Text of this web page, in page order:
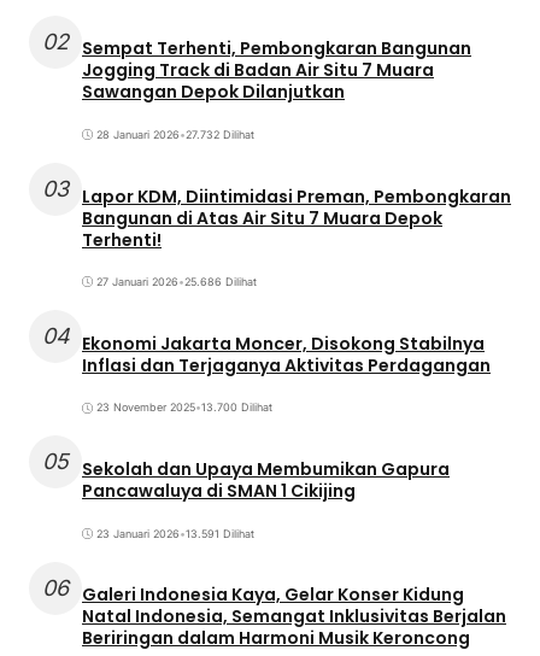
02 Sempat Terhenti, Pembongkaran Bangunan
Jogging Track di Badan Air Situ 7 Muara
Sawangan Depok Dilanjutkan
28 Januari 2026•27.732 Dilihat
03 Lapor KDM, Diintimidasi Preman, Pembongkaran
Bangunan di Atas Air Situ 7 Muara Depok
Terhenti!
27 Januari 2026•25.686 Dilihat
04 Ekonomi Jakarta Moncer, Disokong Stabilnya
Inflasi dan Terjaganya Aktivitas Perdagangan
23 November 2025•13.700 Dilihat
05 Sekolah dan Upaya Membumikan Gapura
Pancawaluya di SMAN 1 Cikijing
23 Januari 2026•13.591 Dilihat
06 Galeri Indonesia Kaya, Gelar Konser Kidung
Natal Indonesia, Semangat Inklusivitas Berjalan
Beriringan dalam Harmoni Musik Keroncong